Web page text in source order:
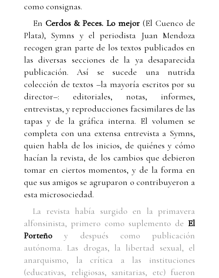
como consignas.
EnCerdos & Peces. Lo mejor(El Cuenco de
Plata), Symns y el periodista Juan Mendoza
recogen gran parte de los textos publicados en
las diversas secciones de la ya desaparecida
publicación. Así se sucede una nutrida
colección de textos –la mayoría escritos por su
director–: editoriales, notas, informes,
entrevistas, y reproducciones facsimilares de las
tapas y de la gráfica interna. El volumen se
completa con una extensa entrevista a Symns,
quien habla de los inicios, de quiénes y cómo
hacían la revista, de los cambios que debieron
tomar en ciertos momentos, y de la forma en
que sus amigos se agruparon o contribuyeron a
esta microsociedad.
La revista había surgido en la primavera
alfonsinista, primero como suplemento de El
Porteño y después como publicación
autónoma. Las drogas, la libertad sexual, el
anarquismo, la crítica a las instituciones
(educativas, religiosas, sanitarias, etc) fueron